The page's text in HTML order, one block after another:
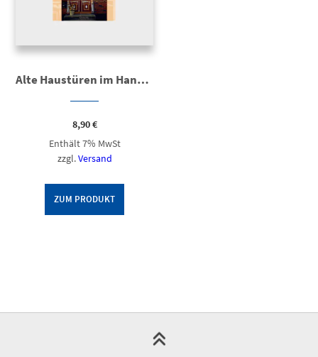
Alte Haustüren im Hannoverschen Wendland
8,90€
Enthält 7% MwSt
zzgl.Versand
ZUM PRODUKT